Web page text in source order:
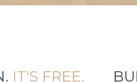
IT'S FREE.